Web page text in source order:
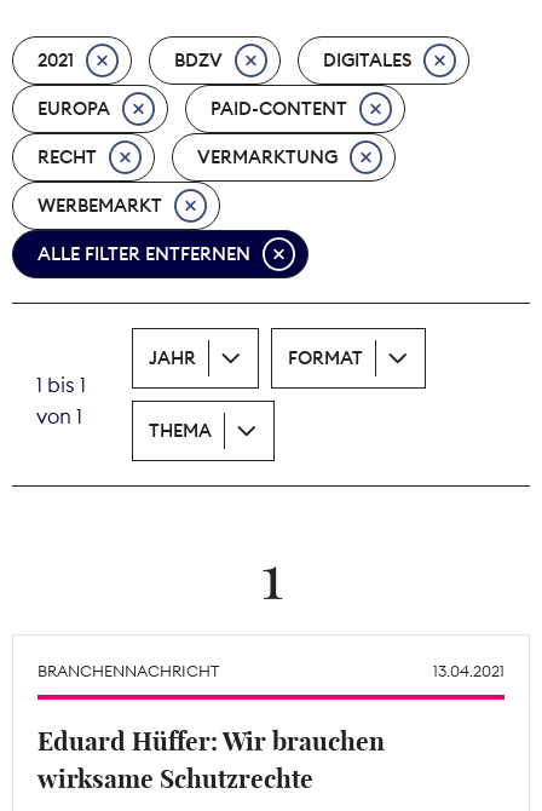
Nachhaltigkeit
Nachwuchs
Nova Award
Pressefreiheit
Print
Recht
Tarifpolitik
Theodor-Wolff-Preis
Mitgliederbereich
2021 BDZV DIGITALES
EUROPA PAID-CONTENT
RECHT VERMARKTUNG
WERBEMARKT
ALLE FILTER ENTFERNEN
1 bis 1
von 1
JAHR FORMAT
THEMA
1
BRANCHENNACHRICHT 13.04.2021
Eduard Hüffer: Wir brauchen
wirksame Schutzrechte